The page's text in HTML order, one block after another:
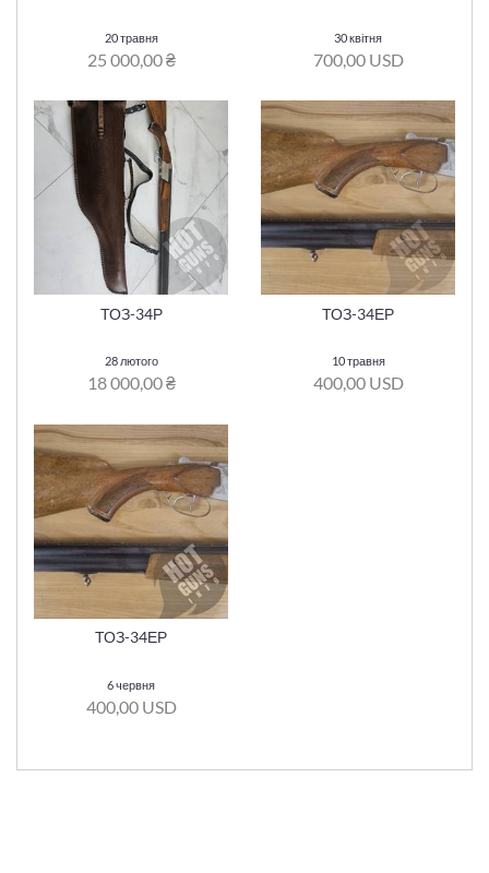
20 травня
25 000,00 ₴
30 квітня
700,00 USD
ТОЗ-34Р
28 лютого
18 000,00 ₴
ТОЗ-34ЕР
10 травня
400,00 USD
ТОЗ-34ЕР
6 червня
400,00 USD